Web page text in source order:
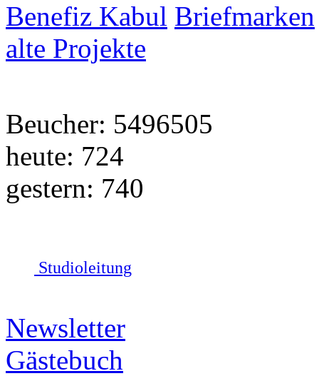
Benefiz Kabul Briefmarken
alte Projekte
Beucher: 5496505
heute: 724
gestern: 740
Studioleitung
Newsletter
Gästebuch